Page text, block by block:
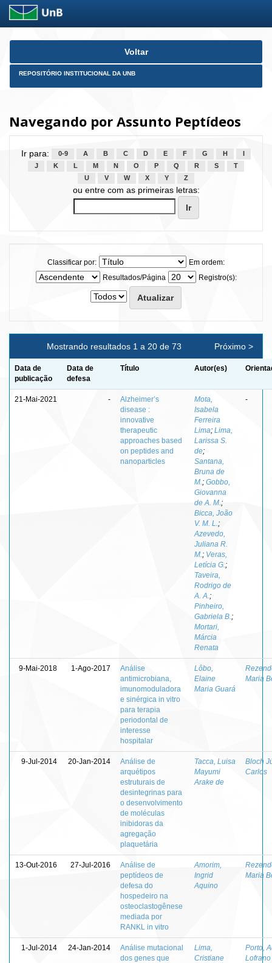
Skip
Voltar
REPOSITÓRIO INSTITUCIONAL DA UNB
Navegando por Assunto Peptídeos
Ir para: 0-9 A B C D E F G H
J
K L M N O P Q R S
T
U
V W X Y Z
ou entre com as primeiras letras:
Classificar por:
Em ordem:
Resultados/Página
Registro(s):
Mostrando resultados 1 a 20 de 73 Próximo >
Data de
publicação
Data de
defesa
Título Autor(es)
21-Mai-2021 -
Alzheimer’s
disease :
innovative
therapeutic
approaches based
on peptides and
nanoparticles
Mota,
Isabela
Ferreira
Lima; Lima,
Larissa S.
de;
Santana,
Bruna de
M. ; Gobbo,
Giovanna
de A. M. ;
Bicca, João
V. M. L. ;
Azevedo,
Juliana R.
M. ; Veras,
Letícia G. ;
Taveira,
Rodrigo de
A. A. ;
Pinheiro,
Gabriela B. ;
Mortari,
Márcia
Renata
-
9-Mai-2018 1-Ago-2017
Análise
antimicrobiana,
imunomoduladora
e sinérgica in vitro
para terapia
periodontal de
interesse
hospitalar
Lôbo,
Elaine
Maria Guará
Maria
9-Jul-2014 20-Jan-2014
Análise de
arquétipos
estruturais de
desintegrinas para
o desenvolvimento
de moléculas
inibidoras da
agregação
plaquetária
Tacca, Luisa
Mayumi
Arake de
Bloch
Carlos
13-Out-2016 27-Jul-2016
Análise de
peptídeos de
defesa do
hospedeiro na
osteoclastogênese
mediada por
RANKL in vitro
Amorim,
Ingrid
Aquino
Maria
1-Jul-2014 24-Jan-2014
Análise mutacional
dos genes que
Lima,
Cristiane
Porto,